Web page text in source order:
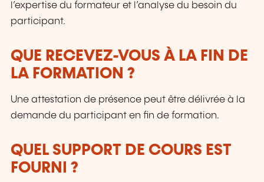
l’expertise du formateur et l’analyse du besoin du
participant.
QUE RECEVEZ-VOUS À LA FIN DE
LA FORMATION ?
Une attestation de présence peut être délivrée à la
demande du participant en fin de formation.
QUEL SUPPORT DE COURS EST
FOURNI ?